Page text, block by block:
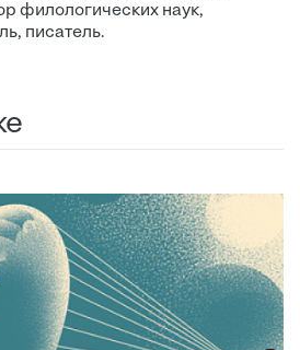
филологических наук,
писатель.